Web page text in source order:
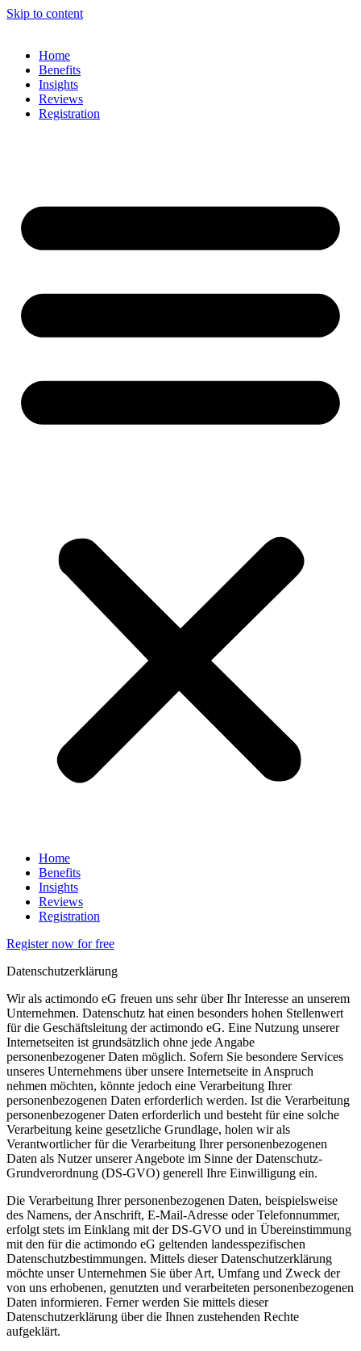
Skip to content
Home
Benefits
Insights
Reviews
Registration
Home
Benefits
Insights
Reviews
Registration
Register now for free
Datenschutzerklärung
Wir als actimondo eG freuen uns sehr über Ihr Interesse an unserem
Unternehmen. Datenschutz hat einen besonders hohen Stellenwert
für die Geschäftsleitung der actimondo eG. Eine Nutzung unserer
Internetseiten ist grundsätzlich ohne jede Angabe
personenbezogener Daten möglich. Sofern Sie besondere Services
unseres Unternehmens über unsere Internetseite in Anspruch
nehmen möchten, könnte jedoch eine Verarbeitung Ihrer
personenbezogenen Daten erforderlich werden. Ist die Verarbeitung
personenbezogener Daten erforderlich und besteht für eine solche
Verarbeitung keine gesetzliche Grundlage, holen wir als
Verantwortlicher für die Verarbeitung Ihrer personenbezogenen
Daten als Nutzer unserer Angebote im Sinne der Datenschutz-
Grundverordnung (DS-GVO) generell Ihre Einwilligung ein.
Die Verarbeitung Ihrer personenbezogenen Daten, beispielsweise
des Namens, der Anschrift, E-Mail-Adresse oder Telefonnummer,
erfolgt stets im Einklang mit der DS-GVO und in Übereinstimmung
mit den für die actimondo eG geltenden landesspezifischen
Datenschutzbestimmungen. Mittels dieser Datenschutzerklärung
möchte unser Unternehmen Sie über Art, Umfang und Zweck der
von uns erhobenen, genutzten und verarbeiteten personenbezogenen
Daten informieren. Ferner werden Sie mittels dieser
Datenschutzerklärung über die Ihnen zustehenden Rechte
aufgeklärt.